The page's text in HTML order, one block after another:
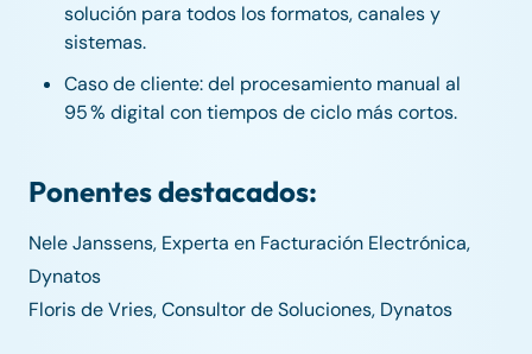
solución para todos los formatos, canales y
sistemas.
Caso de cliente: del procesamiento manual al
95 % digital con tiempos de ciclo más cortos.
Ponentes destacados:
Nele Janssens, Experta en Facturación Electrónica,
Dynatos
Floris de Vries, Consultor de Soluciones, Dynatos